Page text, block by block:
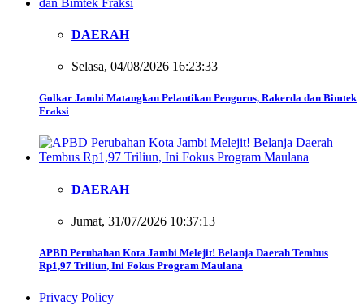
DAERAH
Selasa, 04/08/2026 16:23:33
Golkar Jambi Matangkan Pelantikan Pengurus, Rakerda dan Bimtek
Fraksi
DAERAH
Jumat, 31/07/2026 10:37:13
APBD Perubahan Kota Jambi Melejit! Belanja Daerah Tembus
Rp1,97 Triliun, Ini Fokus Program Maulana
Privacy Policy